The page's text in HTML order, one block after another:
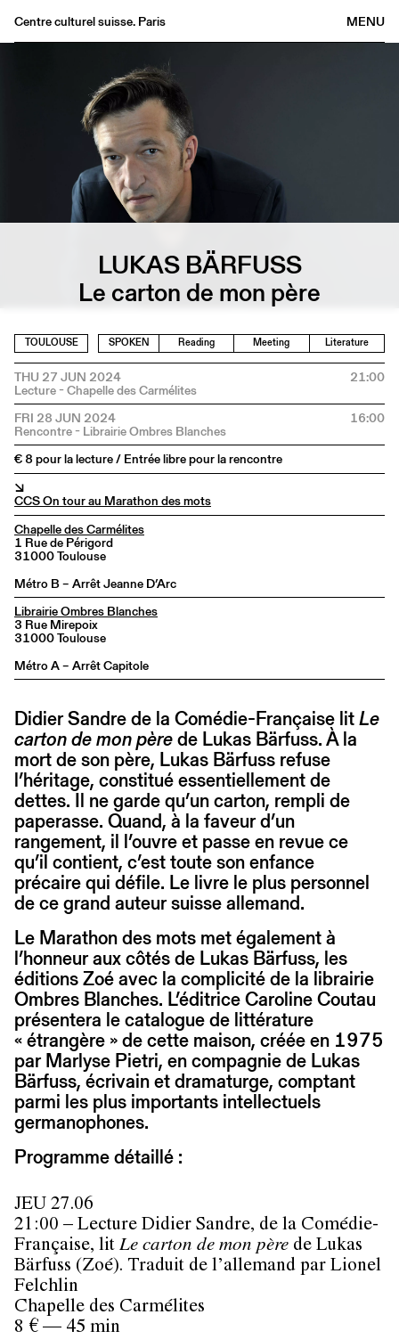
MENU
Centre culturel suisse. Paris
Publications
About
LUKAS BÄRFUSS
Le carton de mon père
TOULOUSE SPOKEN Reading Meeting Literature
THU 27 JUN 2024 21:00
FRI 28 JUN 2024 16:00
€ 8 pour la lecture / Entrée libre pour la rencontre
↘
CCS On tour au Marathon des mots
Chapelle des Carmélites
1 Rue de Périgord
31000 Toulouse
Métro B – Arrêt Jeanne D’Arc
Librairie Ombres Blanches
3 Rue Mirepoix
31000 Toulouse
Métro A – Arrêt Capitole
Didier Sandre de la Comédie-Française litLe
carton de mon pèrede Lukas Bärfuss. À la
mort de son père, Lukas Bärfuss refuse
l’héritage, constitué essentiellement de
dettes. Il ne garde qu’un carton, rempli de
paperasse. Quand, à la faveur d’un
rangement, il l’ouvre et passe en revue ce
qu’il contient, c’est toute son enfance
précaire qui défile. Le livre le plus personnel
de ce grand auteur suisse allemand.
Le Marathon des mots met également à
l’honneur aux côtés de Lukas Bärfuss, les
éditions Zoé avec la complicité de la librairie
Ombres Blanches. L’éditrice Caroline Coutau
présentera le catalogue de littérature
« étrangère » de cette maison, créée en 1975
par Marlyse Pietri, en compagnie de Lukas
Bärfuss, écrivain et dramaturge, comptant
parmi les plus importants intellectuels
germanophones.
Programme détaillé :
JEU 27.06
21:00 – Lecture Didier Sandre, de la Comédie-
Française, lit Le carton de mon père de Lukas
Bärfuss (Zoé). Traduit de l’allemand par Lionel
Felchlin
Chapelle des Carmélites
8 € — 45 min